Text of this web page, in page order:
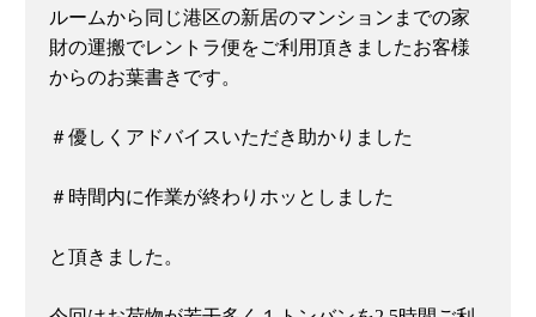
ルームから同じ港区の新居のマンションまでの家
財の運搬でレントラ便をご利用頂きましたお客様
からのお葉書きです。
＃優しくアドバイスいただき助かりました
＃時間内に作業が終わりホッとしました
と頂きました。